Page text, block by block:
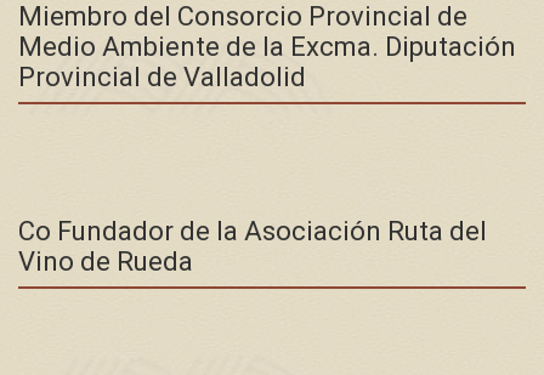
Miembro del Consorcio Provincial de
Medio Ambiente de la Excma. Diputación
Provincial de Valladolid
Co Fundador de la Asociación Ruta del
Vino de Rueda